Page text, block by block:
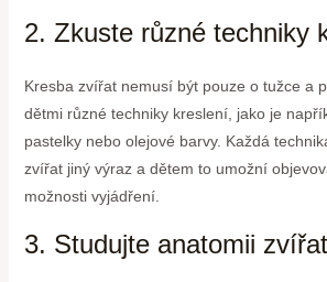
2. Zkuste různé techniky
Kresba zvířat nemusí být pouze o tužce a
dětmi různé techniky kreslení, jako je
pastelky nebo olejové barvy. Každá
zvířat jiný výraz a dětem to umožní
možnosti vyjádření.
3. Studujte anatomii zvířat